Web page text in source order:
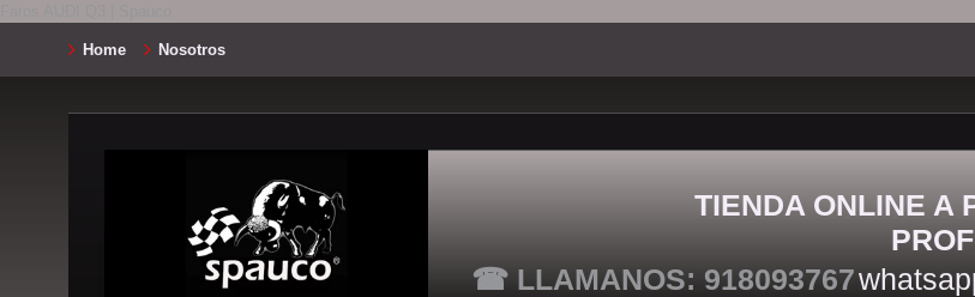
Home Nosotros
TIENDA ONLINE A
☎ LLAMANOS: 918093767